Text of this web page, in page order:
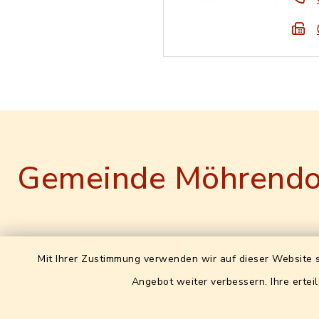
Mit Ihrer Zustimmung verwenden wir auf dieser
Angebot weiter verbessern. Ihre
Gemeinde
Gemeinde Möhrendorf